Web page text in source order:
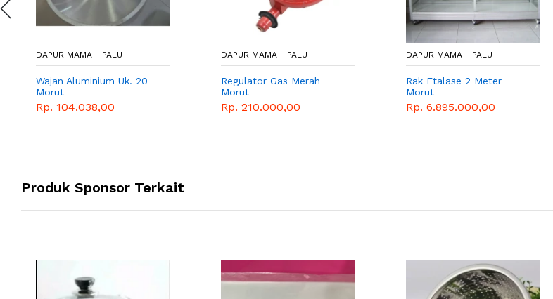
DAPUR MAMA - PALU
Wajan Aluminium Uk. 20
Morut
Rp. 104.038,00
DAPUR MAMA - PALU
Regulator Gas Merah
Morut
Rp. 210.000,00
DAPUR MAMA - PALU
Rak Etalase 2 Meter
Morut
Rp. 6.895.000,00
Produk Sponsor Terkait